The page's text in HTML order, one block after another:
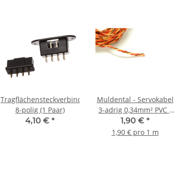
Tragflächensteckverbinder
8-polig (1 Paar)
4,10 € *
Muldental - Servokabel
3-adrig 0,34mm² PVC -
100cm verdrillt
1,90 € *
1,90 € pro 1 m